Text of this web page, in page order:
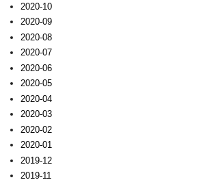
2020-10
2020-09
2020-08
2020-07
2020-06
2020-05
2020-04
2020-03
2020-02
2020-01
2019-12
2019-11